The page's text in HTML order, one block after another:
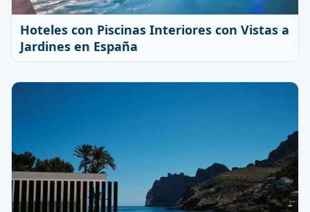
Hoteles con Piscinas Interiores con Vistas a
Jardines en España